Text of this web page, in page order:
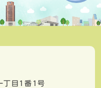
丁目1番1号